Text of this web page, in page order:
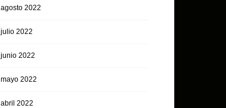
agosto 2022
julio 2022
junio 2022
mayo 2022
abril 2022